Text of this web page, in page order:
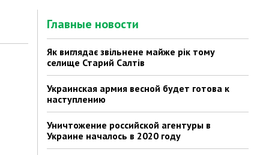
Главные новости
Як виглядає звільнене майже рік тому
селище Старий Салтів
Украинская армия весной будет готова к
наступлению
Уничтожение российской агентуры в
Украине началось в 2020 году